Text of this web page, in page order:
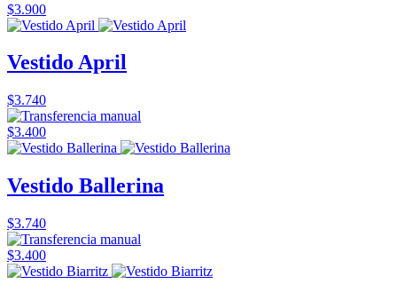
$3.900
Vestido April
$3.740
$3.400
Vestido Ballerina
$3.740
$3.400